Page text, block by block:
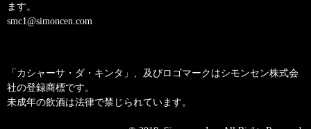
ます。
smc1@simoncen.com
「カシャーサ・ダ・キンタ」、及びロゴマークはシモンセン株式会
社の登録商標です。
未成年の飲酒は法律で禁じられています。